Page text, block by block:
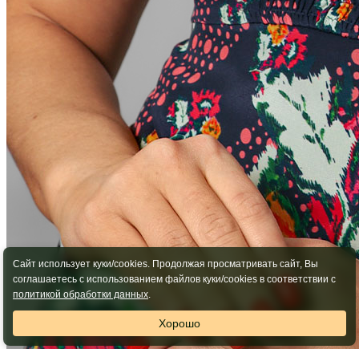
Сайт использует куки/cookies. Продолжая просматривать сайт, Вы
соглашаетесь с использованием файлов куки/cookies в соответствии с
политикой обработки данных.
Хорошо